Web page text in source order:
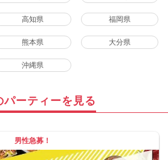
高知県 福岡県
熊本県 大分県
沖縄県
パーティーを見る
男性急募！